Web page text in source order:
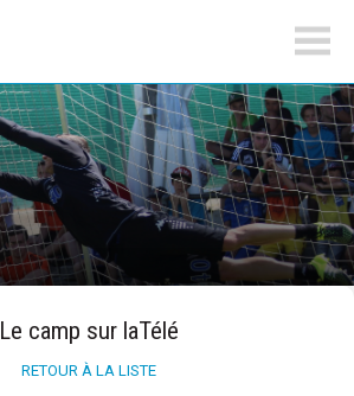
Le camp sur laTélé
RETOUR À LA LISTE